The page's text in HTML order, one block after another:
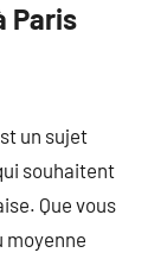
Paris
un sujet
souhaitent
Que vous
moyenne